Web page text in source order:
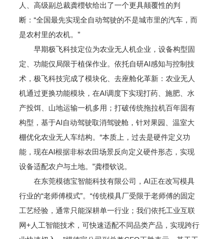
人、高级副总裁龚槚钦给出了一个更具颠覆性的判
断：“全国最先实现全自动驾驶的不是城市里的汽车，而
是农村里的农机。”
早期极飞科技定位为农业无人机企业，设备构型固
定、功能仅局限于植保作业。依托自研AI感知与控制技
术，极飞科技完成了模块化、去座舱化革新：农业无人
机通过更换功能模块，在AI调度下实现打药、施肥、水
产投饵、山地运输一机多用；打破传统拖拉机百年固有
构型，基于AI自动驾驶取消驾驶舱，针对果园、温室大
棚优化农业无人车结构。“本质上，过去是硬件定义功
能，现在AI根据非标农田场景反向定义硬件形态，实现
设备适配农户与土地。”龚槚钦说。
在东莞模德宝智能科技有限公司，AI正在改写模具
行业的“老师傅模式”。“传统模具厂受限于老师傅的固定
工艺经验，通常只能深耕单一行业；我们依托工业互联
网+人工智能技术，可快速适配不同品类产品，实现跨行